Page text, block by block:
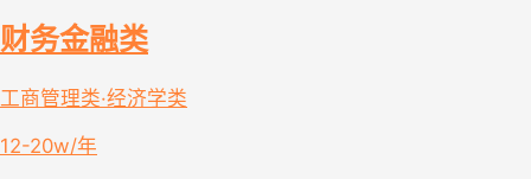
财务金融类
工商管理类·经济学类
12-20w/年